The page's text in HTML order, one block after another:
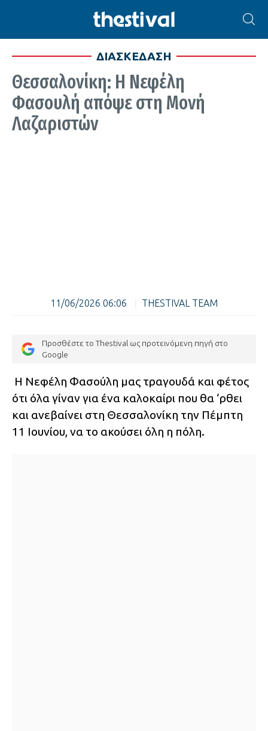
ΔΙΑΣΚΕΔΑΣΗ
Θεσσαλονίκη: Η Νεφέλη
Φασουλή απόψε στη Μονή
Λαζαριστών
11/06/2026 06:06 THESTIVAL TEAM
Προσθέστε το Thestival ως προτεινόμενη πηγή στο
Google
Η Νεφέλη Φασούλη μας τραγουδά και φέτος
ότι όλα γίναν για ένα καλοκαίρι που θα ‘ρθει
και ανεβαίνει στη Θεσσαλονίκη την Πέμπτη
11 Ιουνίου, να το ακούσει όλη η πόλη.